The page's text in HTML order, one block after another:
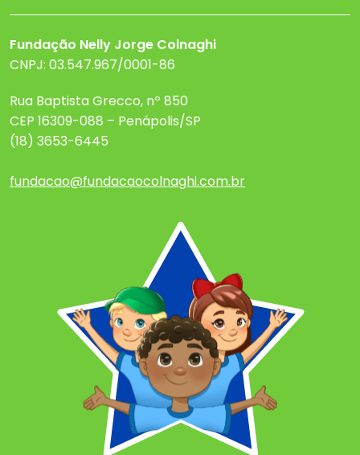
Fundação Nelly Jorge Colnaghi
CNPJ: 03.547.967/0001-86
Rua Baptista Grecco, nº 850
CEP 16309-088 – Penápolis/SP
(18) 3653-6445
fundacao@fundacaocolnaghi.com.br